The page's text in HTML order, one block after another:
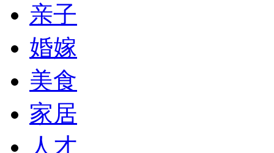
亲子
婚嫁
美食
家居
人才